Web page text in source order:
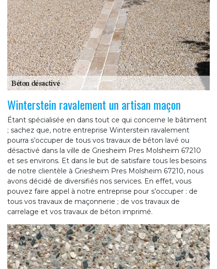
Winterstein ravalement un artisan maçon
Étant spécialisée en dans tout ce qui concerne le bâtiment
; sachez que, notre entreprise Winterstein ravalement
pourra s’occuper de tous vos travaux de béton lavé ou
désactivé dans la ville de Griesheim Pres Molsheim 67210
et ses environs. Et dans le but de satisfaire tous les besoins
de notre clientèle à Griesheim Pres Molsheim 67210, nous
avons décidé de diversifiés nos services. En effet, vous
pouvez faire appel à notre entreprise pour s’occuper : de
tous vos travaux de maçonnerie ; de vos travaux de
carrelage et vos travaux de béton imprimé.